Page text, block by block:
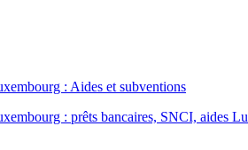
: Aides et subventions
: prêts bancaires, SNCI, aides